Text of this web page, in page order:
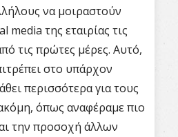
να μοιραστούν
media της εταιρίας τις
τις πρώτες μέρες. Αυτό,
στο υπάρχον
περισσότερα για τους
όπως αναφέραμε πιο
την προσοχή άλλων